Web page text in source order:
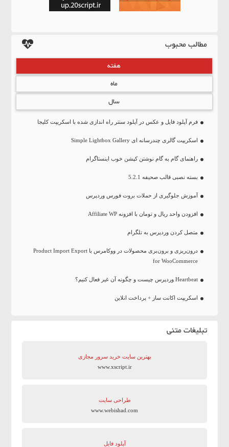
مطالب محبوب
هفته
ماه
سال
فرم آپلود فایل و عکس در آپلود سنتر راه اندازی شده با اسکریپت کلیجا
اسکریپت گالری چندرسانه ای Simple Lightbox Gallery
راهنمای گام به گام نوشتن کپشن خوب اینستاگرام
بسته نصبی قالب صحیفه 5.2.1
آموزش جلوگیری از حملات بروت فورس وردپرس
افزودن واحد ریال و تومان با افزونه Affiliate WP
متصل کردن وردپرس به تلگرام
درون‌ریزی و برون‌بری محصولات در ووکامرس با Product Import Export
for WooCommerce
Heartbeat وردپرس چیست و چگونه آن غیر فعال کنیم؟
اسکریپت اکانت ساز + پرداخت انلاین
تبلیغات متنی
بهترین سایت‌ خرید سرور مجازی
www.xscript.ir
طراحی سایت
www.webishad.com
آپلود فایل